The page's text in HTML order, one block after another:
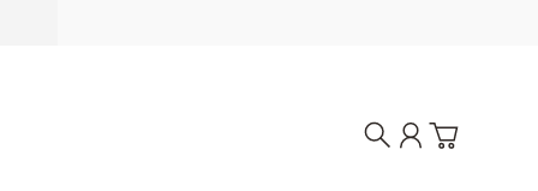
SucheKontoWarenkorb